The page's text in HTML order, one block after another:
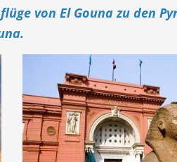
von El Gouna zu den